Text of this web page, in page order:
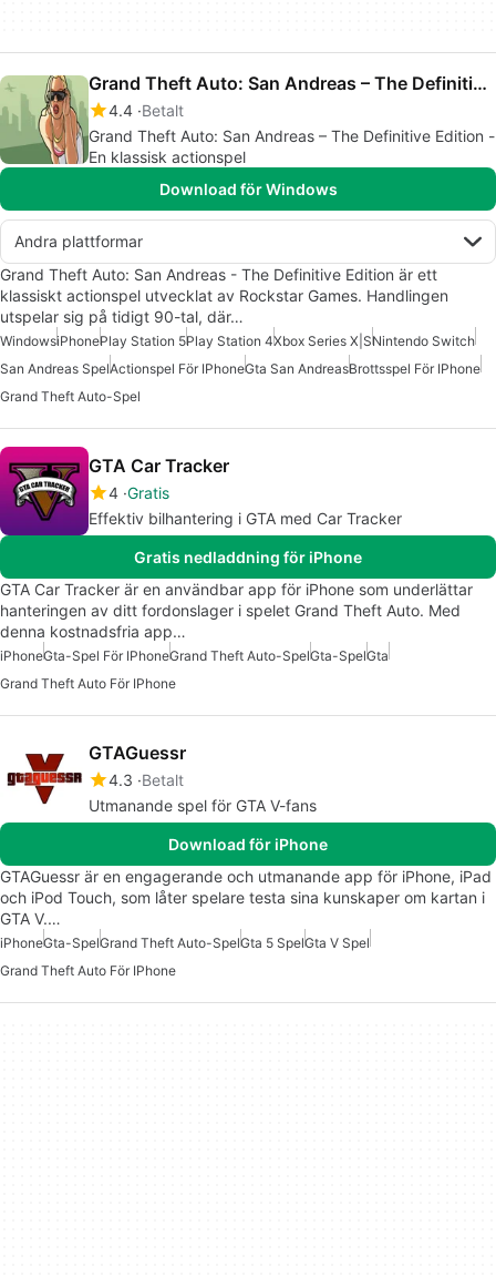
Grand Theft Auto: San Andreas – The Definitive Edition
4.4 Betalt
Grand Theft Auto: San Andreas – The Definitive Edition -
En klassisk actionspel
Download för Windows
Andra plattformar
Grand Theft Auto: San Andreas - The Definitive Edition är ett
klassiskt actionspel utvecklat av Rockstar Games. Handlingen
utspelar sig på tidigt 90-tal, där…
WindowsiPhonePlay Station 5Play Station 4Xbox Series X|SNintendo Switch
San Andreas SpelActionspel För IPhoneGta San AndreasBrottsspel För IPhone
Grand Theft Auto-Spel
GTA Car Tracker
4 Gratis
Effektiv bilhantering i GTA med Car Tracker
Gratis nedladdning för iPhone
GTA Car Tracker är en användbar app för iPhone som underlättar
hanteringen av ditt fordonslager i spelet Grand Theft Auto. Med
denna kostnadsfria app…
iPhoneGta-Spel För IPhoneGrand Theft Auto-SpelGta-SpelGta
Grand Theft Auto För IPhone
GTAGuessr
4.3 Betalt
Utmanande spel för GTA V-fans
Download för iPhone
GTAGuessr är en engagerande och utmanande app för iPhone, iPad
och iPod Touch, som låter spelare testa sina kunskaper om kartan i
GTA V.…
iPhoneGta-SpelGrand Theft Auto-SpelGta 5 SpelGta V Spel
Grand Theft Auto För IPhone